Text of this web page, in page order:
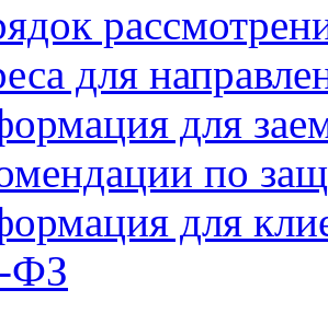
для
для
по
для
ФЗ